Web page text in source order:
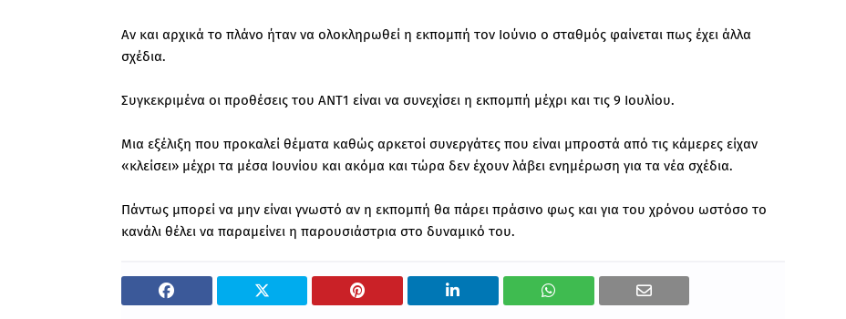
Αν και αρχικά το πλάνο ήταν να ολοκληρωθεί η εκπομπή τον Ιούνιο ο σταθμός φαίνεται πως έχει άλλα
σχέδια.
Συγκεκριμένα οι προθέσεις του ΑΝΤ1 είναι να συνεχίσει η εκπομπή μέχρι και τις 9 Ιουλίου.
Μια εξέλιξη που προκαλεί θέματα καθώς αρκετοί συνεργάτες που είναι μπροστά από τις κάμερες είχαν
«κλείσει» μέχρι τα μέσα Ιουνίου και ακόμα και τώρα δεν έχουν λάβει ενημέρωση για τα νέα σχέδια.
Πάντως μπορεί να μην είναι γνωστό αν η εκπομπή θα πάρει πράσινο φως και για του χρόνου ωστόσο το
κανάλι θέλει να παραμείνει η παρουσιάστρια στο δυναμικό του.